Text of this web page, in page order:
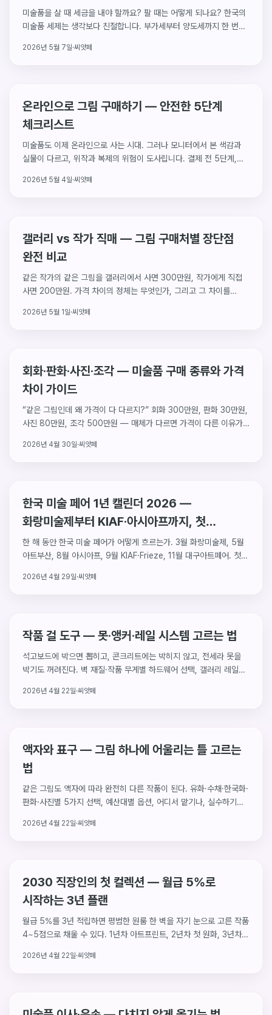
미술품을 살 때 세금을 내야 할까요? 팔 때는 어떻게 되나요? 한국의
미술품 세제는 생각보다 친절합니다. 부가세부터 양도세까지 한 번에
2026년 5월 7일·씨앗페
온라인으로 그림 구매하기 — 안전한 5단계
체크리스트
미술품도 이제 온라인으로 사는 시대. 그러나 모니터에서 본 색감과
실물이 다르고, 위작과 복제의 위험이 도사립니다. 결제 전 5단계,
2026년 5월 4일·씨앗페
갤러리 vs 작가 직매 — 그림 구매처별 장단점
완전 비교
같은 작가의 같은 그림을 갤러리에서 사면 300만원, 작가에게 직접
사면 200만원. 가격 차이의 정체는 무엇인가, 그리고 그 차이를
비교합니다.
2026년 5월 1일·씨앗페
회화·판화·사진·조각 — 미술품 구매 종류와 가격
차이 가이드
“같은 그림인데 왜 가격이 다 다르지?” 회화 300만원, 판화 30만원,
사진 80만원, 조각 500만원 — 매체가 다르면 가격이 다른 이유가
2026년 4월 30일·씨앗페
한국 미술 페어 1년 캘린더 2026 —
화랑미술제부터 KIAF·아시아프까지, 첫
컬렉터의 12개월 동선
한 해 동안 한국 미술 페어가 어떻게 흐르는가. 3월 화랑미술제, 5월
아트부산, 8월 아시아프, 9월 KIAF·Frieze, 11월 대구아트페어. 첫
2026년 4월 29일·씨앗페
작품 걸 도구 — 못·앵커·레일 시스템 고르는 법
석고보드에 박으면 뽑히고, 콘크리트에는 박히지 않고, 전세라 못을
박기도 꺼려진다. 벽 재질·작품 무게별 하드웨어 선택, 갤러리 레일
2026년 4월 22일·씨앗페
액자와 표구 — 그림 하나에 어울리는 틀 고르는
법
같은 그림도 액자에 따라 완전히 다른 작품이 된다. 유화·수채·한국화·
판화·사진별 5가지 선택, 예산대별 옵션, 어디서 맡기나, 실수하기
2026년 4월 22일·씨앗페
2030 직장인의 첫 컬렉션 — 월급 5%로
시작하는 3년 플랜
월급 5%를 3년 적립하면 평범한 원룸 한 벽을 자기 눈으로 고른 작품
4~5점으로 채울 수 있다. 1년차 아트프린트, 2년차 첫 원화, 3년차
플랜.
2026년 4월 22일·씨앗페